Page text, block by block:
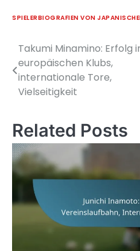
SPIELERBIOGRAFIEN VON
Post
navigation
Takumi Minamino: Erfolg
europäischen Klubs,
internationale Tore,
Vielseitigkeit
Related Posts